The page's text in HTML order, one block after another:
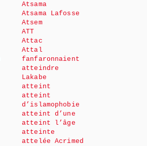
Atsama
Atsama Lafosse
Atsem
ATT
Attac
Attal
fanfaronnaient
atteindre
Lakabe
atteint
atteint
d’islamophobie
atteint d’une
atteint l’âge
atteinte
attelée Acrimed